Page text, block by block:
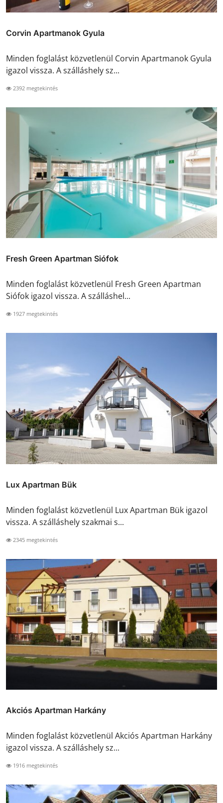
Corvin Apartmanok Gyula
Minden foglalást közvetlenül Corvin Apartmanok Gyula
igazol vissza. A szálláshely sz...
2392 megtekintés
Fresh Green Apartman Siófok
Minden foglalást közvetlenül Fresh Green Apartman
Siófok igazol vissza. A szálláshel...
1927 megtekintés
Lux Apartman Bük
Minden foglalást közvetlenül Lux Apartman Bük igazol
vissza. A szálláshely szakmai s...
2345 megtekintés
Akciós Apartman Harkány
Minden foglalást közvetlenül Akciós Apartman Harkány
igazol vissza. A szálláshely sz...
1916 megtekintés